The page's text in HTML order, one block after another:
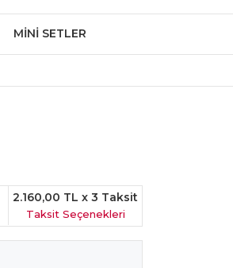
MINI SETLER
2.160,00 TL x 3 Taksit
Taksit Seçenekleri